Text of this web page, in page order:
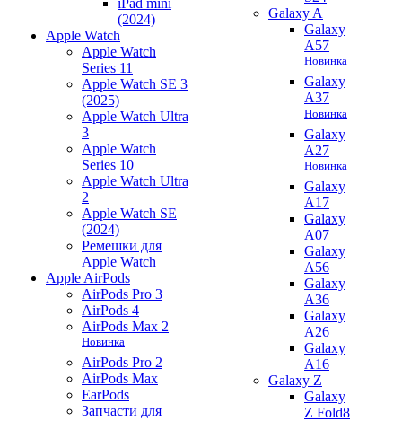
(2024)
Apple Watch
Apple Watch
Series 11
Apple Watch SE 3
(2025)
Apple Watch Ultra
3
Apple Watch
Series 10
Apple Watch Ultra
2
Apple Watch SE
(2024)
Ремешки для
Apple Watch
Apple AirPods
AirPods Pro 3
AirPods 4
AirPods Max 2
Новинка
AirPods Pro 2
AirPods Max
EarPods
Запчасти для
Galaxy A
Galaxy
A57
Новинка
Galaxy
A37
Новинка
Galaxy
A27
Новинка
Galaxy
A17
Galaxy
A07
Galaxy
A56
Galaxy
A36
Galaxy
A26
Galaxy
A16
Galaxy Z
Galaxy
Z Fold8